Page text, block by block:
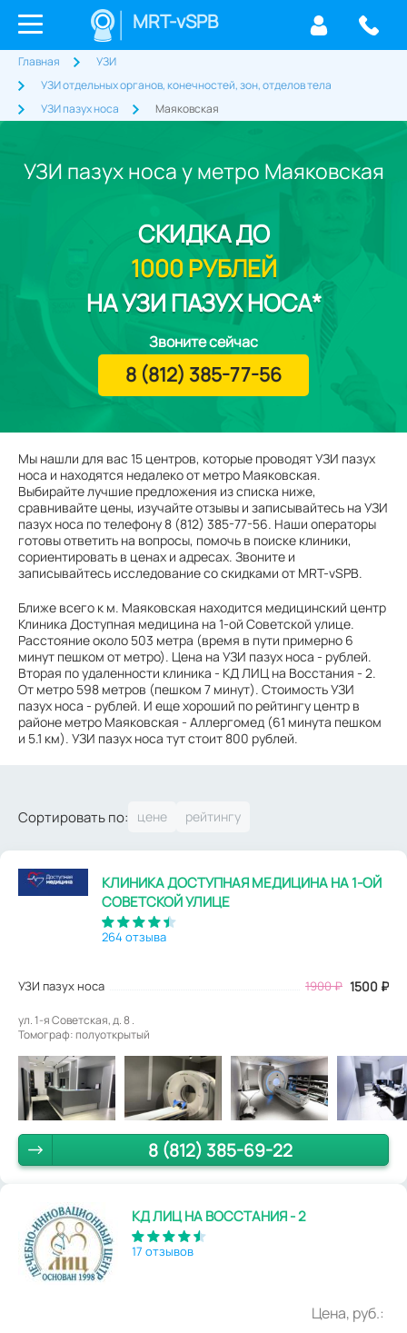
MRT-vSPB
Главная
УЗИ
УЗИ отдельных органов, конечностей, зон, отделов тела
УЗИ пазух носа
Маяковская
УЗИ пазух носа у метро Маяковская
Мы нашли для вас 15 центров, которые проводят УЗИ пазух
носа и находятся недалеко от метро Маяковская.
Выбирайте лучшие предложения из списка ниже,
сравнивайте цены, изучайте отзывы и записывайтесь на УЗИ
пазух носа по телефону 8 (812) 385-77-56. Наши операторы
готовы ответить на вопросы, помочь в поиске клиники,
сориентировать в ценах и адресах. Звоните и
записывайтесь исследование со скидками от MRT-vSPB.
Ближе всего к м. Маяковская находится медицинский центр
Клиника Доступная медицина на 1-ой Советской улице.
Расстояние около 503 метра (время в пути примерно 6
минут пешком от метро). Цена на УЗИ пазух носа - рублей.
Вторая по удаленности клиника - КД ЛИЦ на Восстания - 2.
От метро 598 метров (пешком 7 минут). Стоимость УЗИ
пазух носа - рублей. И еще хороший по рейтингу центр в
районе метро Маяковская - Аллергомед (61 минута пешком
и 5.1 км). УЗИ пазух носа тут стоит 800 рублей.
СКИДКАДО
1000 РУБЛЕЙ
НА УЗИ ПАЗУХ НОСА*
Звоните сейчас
8 (812) 385-77-56
Сортировать по:
КЛИНИКА ДОСТУПНАЯ МЕДИЦИНА НА 1-ОЙ
СОВЕТСКОЙ УЛИЦЕ
264 отзыва
УЗИ пазух носа 1900₽ 1500 ₽
ул. 1-я Советская, д. 8 .
Томограф: полуоткрытый
8 (812) 385-69-22
КД ЛИЦ НА ВОССТАНИЯ - 2
17 отзывов
Цена, руб.: